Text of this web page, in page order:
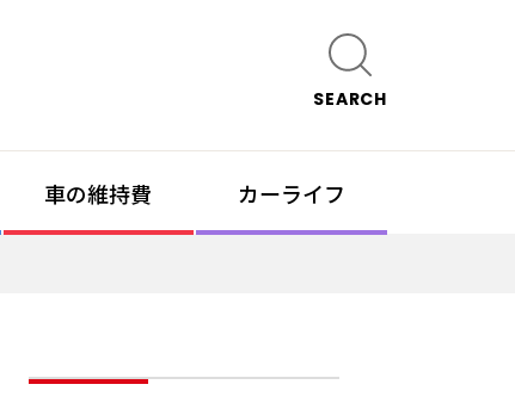
SEARCH
車の維持費 カーライフ